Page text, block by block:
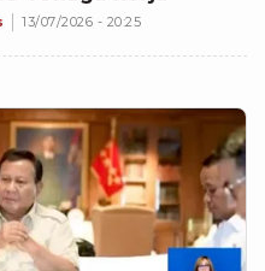
13/07/2026 - 20:25